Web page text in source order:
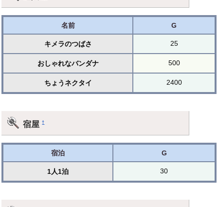
名前 G
キメラのつばさ 25
おしゃれなバンダナ 500
ちょうネクタイ 2400
宿屋†
宿泊 G
1人1泊 30